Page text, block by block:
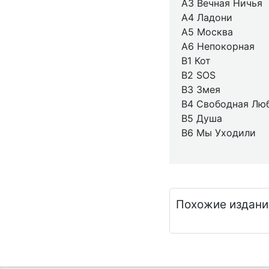
A3 Вечная Ничья
A4 Ладони
A5 Москва
A6 Непокорная
B1 Кот
B2 SOS
B3 Змея
B4 Свободная
B5 Душа
B6 Мы Уходили
Похожие